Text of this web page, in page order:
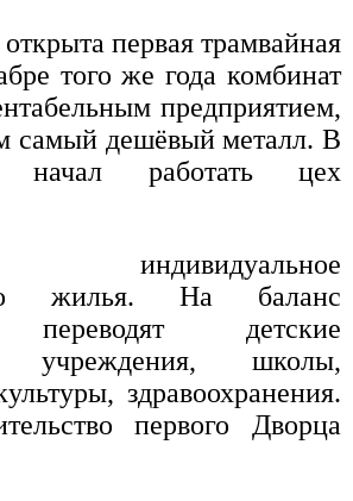
первая трамвайная
того же года комбинат
предприятием,
самый дешёвый металл. В
начал работать цех
индивидуальное
жилья. На баланс
переводят детские
учреждения, школы,
здравоохранения.
первого Дворца